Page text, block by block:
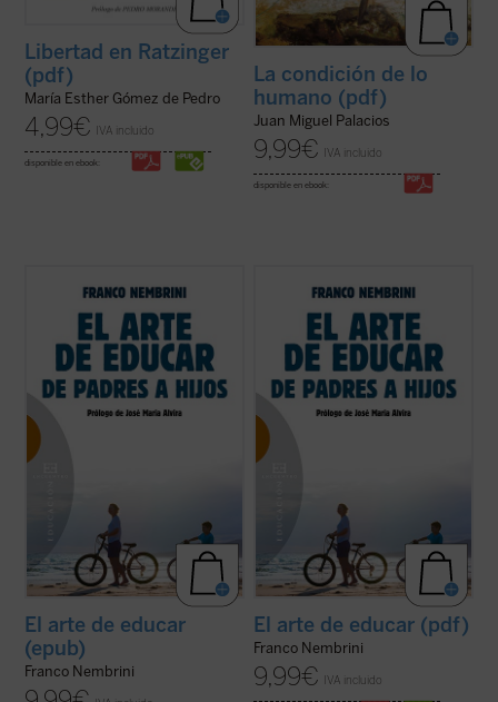
Libertad en Ratzinger
(pdf)
María Esther Gómez de Pedro
4,99€ IVA incluido
disponible en ebook:
La condición de lo
humano (pdf)
Juan Miguel Palacios
9,99€ IVA incluido
disponible en ebook:
vocación de la vida humana. Ha dialogado
constantemente sobre la experiencia
educativa con padres, profesores,
educadores de instituciones de distinto
género, incluidos médicos y funcionarios
públicos.El ...(ver ficha)
El arte de educar
(epub)
Franco Nembrini
vocación de la vida humana. Ha dialogado
constantemente sobre la experiencia
educativa con padres, profesores,
educadores de instituciones de distinto
género, incluidos médicos y funcionarios
públicos.El ...(ver ficha)
El arte de educar (pdf)
Franco Nembrini
9,99€ IVA incluido